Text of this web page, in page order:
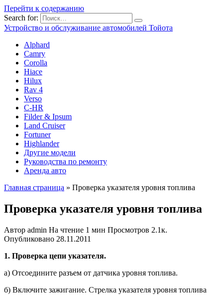
Перейти к содержанию
Search for:
Устройство и обслуживание автомобилей Тойота
Alphard
Camry
Corolla
Hiace
Hilux
Rav 4
Verso
C-HR
Filder & Ipsum
Land Cruiser
Fortuner
Highlander
Другие модели
Руководства по ремонту
Аренда авто
Главная страница » Проверка указателя уровня топлива
Проверка указателя уровня топлива
Автор admin На чтение 1 мин Просмотров 2.1к.
Опубликовано 28.11.2011
1. Проверка цепи указателя.
а) Отсоедините разъем от датчика уровня топлива.
б) Включите зажигание. Стрелка указателя уровня топлива